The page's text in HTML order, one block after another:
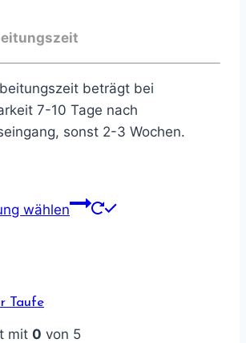
beträgt bei
7-10 Tage nach
sonst 2-3 Wochen.
wählen
Taufe
mit 0 von 5